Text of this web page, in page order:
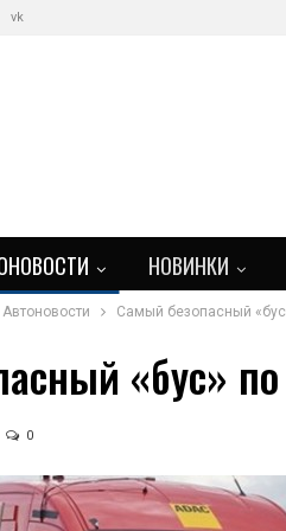
vk
НОВИНКИ
Автоновости Самый безопасный
«бус» по
0